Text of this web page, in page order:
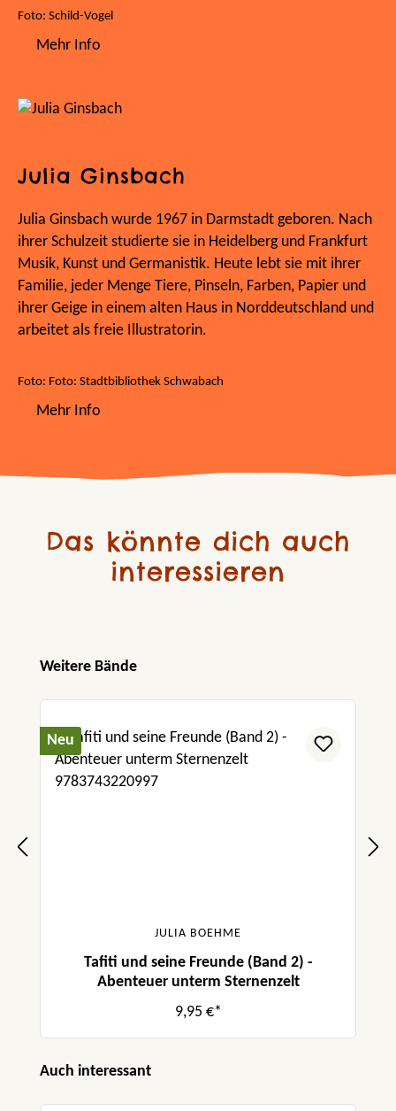
Foto: Schild-Vogel
Mehr Info
Julia Ginsbach
Julia Ginsbach wurde 1967 in Darmstadt geboren. Nach
ihrer Schulzeit studierte sie in Heidelberg und Frankfurt
Musik, Kunst und Germanistik. Heute lebt sie mit ihrer
Familie, jeder Menge Tiere, Pinseln, Farben, Papier und
ihrer Geige in einem alten Haus in Norddeutschland und
arbeitet als freie Illustratorin.
Foto: Foto: Stadtbibliothek Schwabach
Mehr Info
Das könnte dich auch
interessieren
Produktgalerie überspringen
Weitere Bände
Neu
JULIA BOEHME
Tafiti und seine Freunde (Band 2) -
Abenteuer unterm Sternenzelt
9,95 €*
Produktgalerie überspringen
Auch interessant